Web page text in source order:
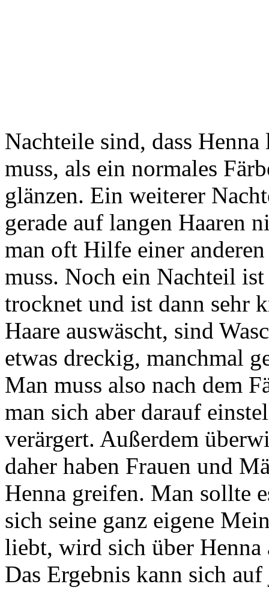
Nachteile sind, dass
muss, als ein normales
glänzen. Ein weiterer
gerade auf langen Haaren
man oft Hilfe einer
muss. Noch ein Nachteil
trocknet und ist dann sehr
Haare auswäscht, sind
etwas dreckig, manchmal
Man muss also nach dem
man sich aber darauf
verärgert. Außerdem
daher haben Frauen und
Henna greifen. Man sollte
sich seine ganz eigene
liebt, wird sich über
Das Ergebnis kann sich